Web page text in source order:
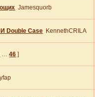
Jamesquorb
Case KennethCRILA
… 46 ]